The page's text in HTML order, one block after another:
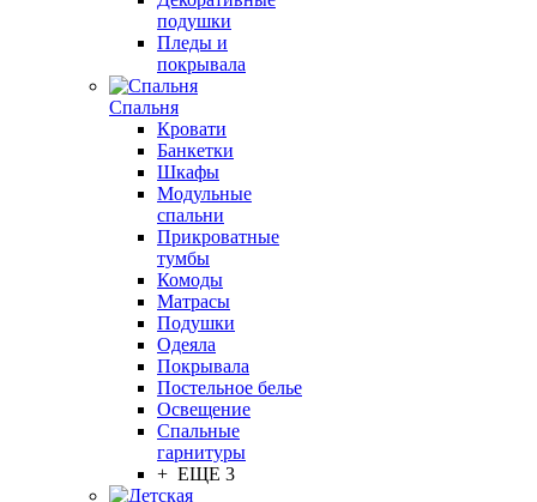
подушки
Пледы и
покрывала
Спальня
Кровати
Банкетки
Шкафы
Модульные
спальни
Прикроватные
тумбы
Комоды
Матрасы
Подушки
Одеяла
Покрывала
Постельное белье
Освещение
Спальные
гарнитуры
+ ЕЩЕ 3